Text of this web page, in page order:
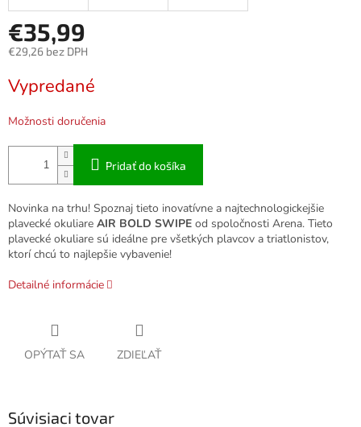
€35,99
€29,26 bez DPH
cena:
Vypredané
Možnosti doručenia
Pridať do košíka
Novinka na trhu! Spoznaj tieto inovatívne a najtechnologickejšie
plavecké okuliare AIR BOLD SWIPE od spoločnosti Arena. Tieto
plavecké okuliare sú ideálne pre všetkých plavcov a triatlonistov,
ktorí chcú to najlepšie vybavenie!
Detailné informácie
OPÝTAŤ SA ZDIEĽAŤ
Súvisiaci tovar